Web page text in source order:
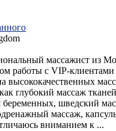
массажист из
работы с VIP-
высококачественных
глубокий массаж
беременных, шведский
массаж,
вниманием к ...